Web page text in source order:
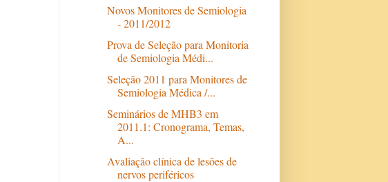
Novos Monitores de Semiologia
- 2011/2012
Prova de Seleção para Monitoria
de Semiologia Médi...
Seleção 2011 para Monitores de
Semiologia Médica /...
Seminários de MHB3 em
2011.1: Cronograma, Temas,
A...
Avaliação clínica de lesões de
nervos periféricos